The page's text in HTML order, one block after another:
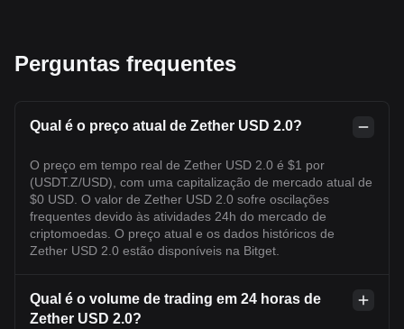
Perguntas frequentes
Qual é o preço atual de Zether USD 2.0?
O preço em tempo real de Zether USD 2.0 é $1 por
(USDT.Z/USD), com uma capitalização de mercado atual de
$0 USD. O valor de Zether USD 2.0 sofre oscilações
frequentes devido às atividades 24h do mercado de
criptomoedas. O preço atual e os dados históricos de
Zether USD 2.0 estão disponíveis na Bitget.
Qual é o volume de trading em 24 horas de
Zether USD 2.0?